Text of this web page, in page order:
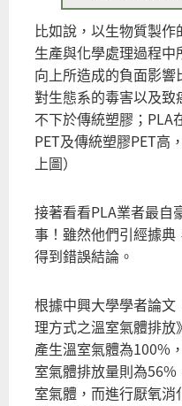
比如說，以生物質製
生產與化學處理過程
向上所造成的負面影
對生態系的毒害以及
不下於傳統塑膠；PLA
PET及傳統塑膠PET高
上圖）
接著看看PLA業者最自
事！雖然他們引經據
得到錯誤結論。
根據中興大學學者論文
理方式之溫室氣體排
產生溫室氣體為100%
室氣體排放量則為
室氣體，而進行厭氧